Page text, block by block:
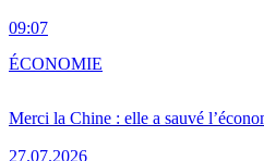
09:07
Merci la Chine : elle a sauvé
27.07.2026
ÉCONOMIE